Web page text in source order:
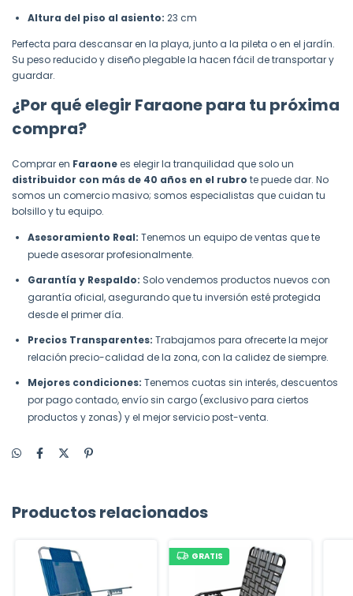
Altura del piso al asiento: 23 cm
Perfecta para descansar en la playa, junto a la pileta o en el jardín.
Su peso reducido y diseño plegable la hacen fácil de transportar y
guardar.
¿Por qué elegir Faraone para tu próxima
compra?
Comprar en Faraonees elegir la tranquilidad que solo un
distribuidor con más de 40 años en el rubro te puede dar. No
somos un comercio masivo; somos especialistas que cuidan tu
bolsillo y tu equipo.
Asesoramiento Real: Tenemos un equipo de ventas que te
puede asesorar profesionalmente.
Garantía y Respaldo: Solo vendemos productos nuevos con
garantía oficial, asegurando que tu inversión esté protegida
desde el primer día.
Precios Transparentes: Trabajamos para ofrecerte la mejor
relación precio-calidad de la zona, con la calidez de siempre.
Mejores condiciones: Tenemos cuotas sin interés, descuentos
por pago contado, envío sin cargo (exclusivo para ciertos
productos y zonas) y el mejor servicio post-venta.
Productos relacionados
GRATIS